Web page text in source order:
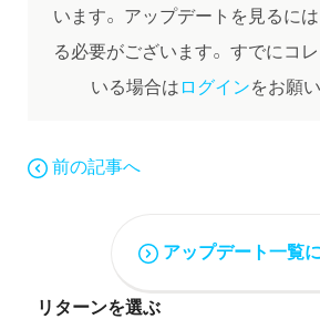
います。 アップデートを見るに
る必要がございます。 すでにコ
いる場合はログインをお願
前の記事へ
アップデート一覧
リターンを選ぶ